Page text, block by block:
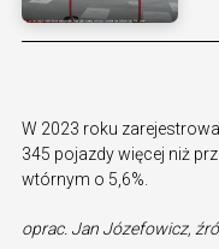
W 2023 roku
345 pojazdy więcej niż
wtórnym o 5,6%.
oprac. Jan Józefowicz,